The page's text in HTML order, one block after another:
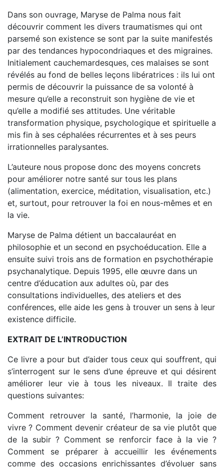
Dans son ouvrage, Maryse de Palma nous fait
découvrir comment les divers traumatismes qui ont
parsemé son existence se sont par la suite manifestés
par des tendances hypocondriaques et des migraines.
Initialement cauchemardesques, ces malaises se sont
révélés au fond de belles leçons libératrices : ils lui ont
permis de découvrir la puissance de sa volonté à
mesure qu’elle a reconstruit son hygiène de vie et
qu’elle a modifié ses attitudes. Une véritable
transformation physique, psychologique et spirituelle a
mis fin à ses céphalées récurrentes et à ses peurs
irrationnelles paralysantes.
L’auteure nous propose donc des moyens concrets
pour améliorer notre santé sur tous les plans
(alimentation, exercice, méditation, visualisation, etc.)
et, surtout, pour retrouver la foi en nous-mêmes et en
la vie.
Maryse de Palma détient un baccalauréat en
philosophie et un second en psychoéducation. Elle a
ensuite suivi trois ans de formation en psychothérapie
psychanalytique. Depuis 1995, elle œuvre dans un
centre d’éducation aux adultes où, par des
consultations individuelles, des ateliers et des
conférences, elle aide les gens à trouver un sens à leur
existence difficile.
EXTRAIT DE L’INTRODUCTION
Ce livre a pour but d’aider tous ceux qui souffrent, qui
s’interrogent sur le sens d’une épreuve et qui désirent
améliorer leur vie à tous les niveaux. Il traite des
questions suivantes:
Comment retrouver la santé, l’harmonie, la joie de
vivre ? Comment devenir créateur de sa vie plutôt que
de la subir ? Comment se renforcir face à la vie ?
Comment se préparer à accueillir les événements
comme des occasions enrichissantes d’évoluer sans